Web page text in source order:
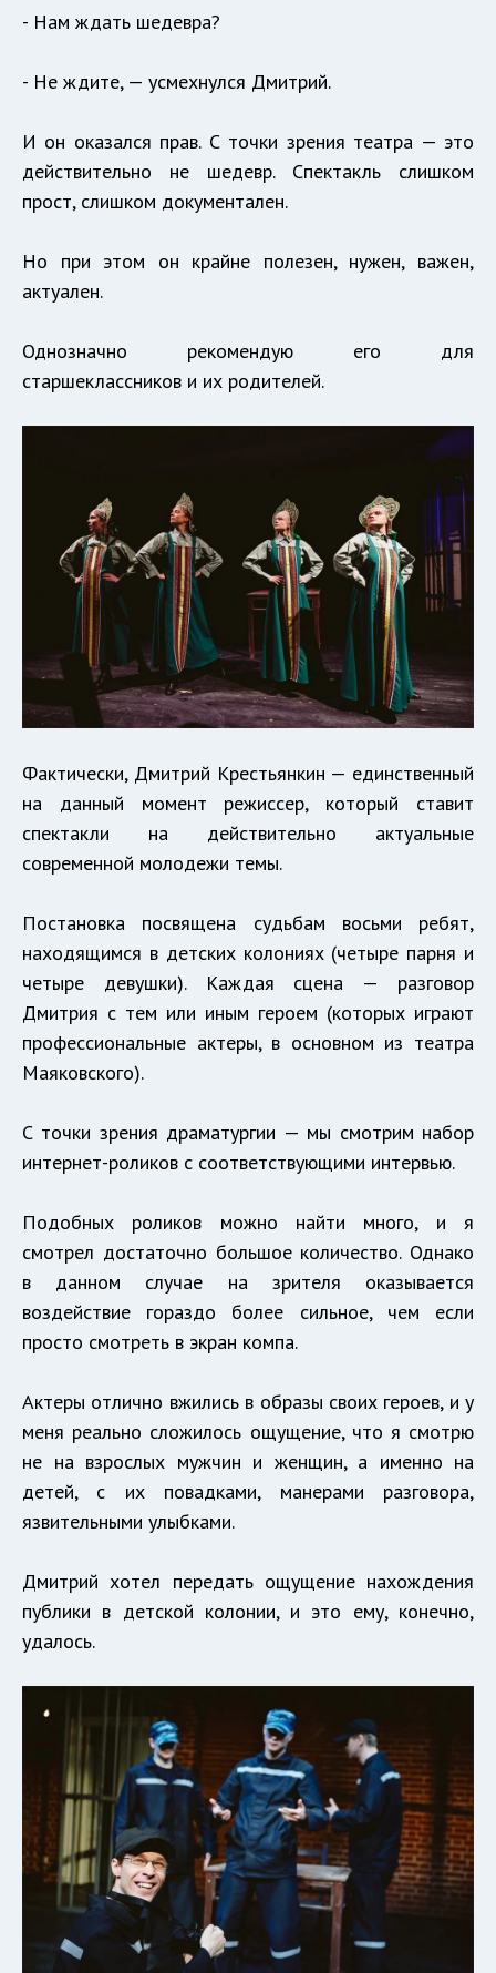
- Нам ждать шедевра?
- Не ждите, — усмехнулся Дмитрий.
И он оказался прав. С точки зрения театра — это
действительно не шедевр. Спектакль слишком
прост, слишком документален.
Но при этом он крайне полезен, нужен, важен,
актуален.
Однозначно рекомендую его для
старшеклассников и их родителей.
Фактически, Дмитрий Крестьянкин — единственный
на данный момент режиссер, который ставит
спектакли на действительно актуальные
современной молодежи темы.
Постановка посвящена судьбам восьми ребят,
находящимся в детских колониях (четыре парня и
четыре девушки). Каждая сцена — разговор
Дмитрия с тем или иным героем (которых играют
профессиональные актеры, в основном из театра
Маяковского).
С точки зрения драматургии — мы смотрим набор
интернет-роликов с соответствующими интервью.
Подобных роликов можно найти много, и я
смотрел достаточно большое количество. Однако
в данном случае на зрителя оказывается
воздействие гораздо более сильное, чем если
просто смотреть в экран компа.
Актеры отлично вжились в образы своих героев, и у
меня реально сложилось ощущение, что я смотрю
не на взрослых мужчин и женщин, а именно на
детей, с их повадками, манерами разговора,
язвительными улыбками.
Дмитрий хотел передать ощущение нахождения
публики в детской колонии, и это ему, конечно,
удалось.